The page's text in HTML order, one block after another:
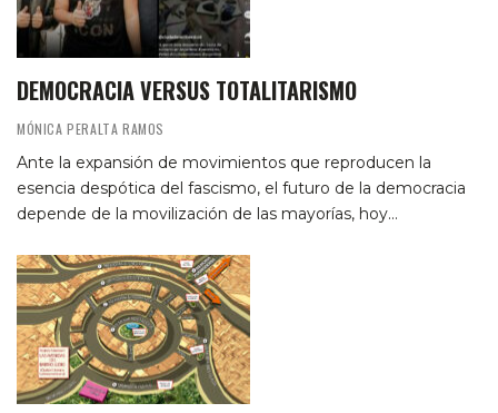
DEMOCRACIA VERSUS TOTALITARISMO
MÓNICA PERALTA RAMOS
Ante la expansión de movimientos que reproducen la
esencia despótica del fascismo, el futuro de la democracia
depende de la movilización de las mayorías, hoy…